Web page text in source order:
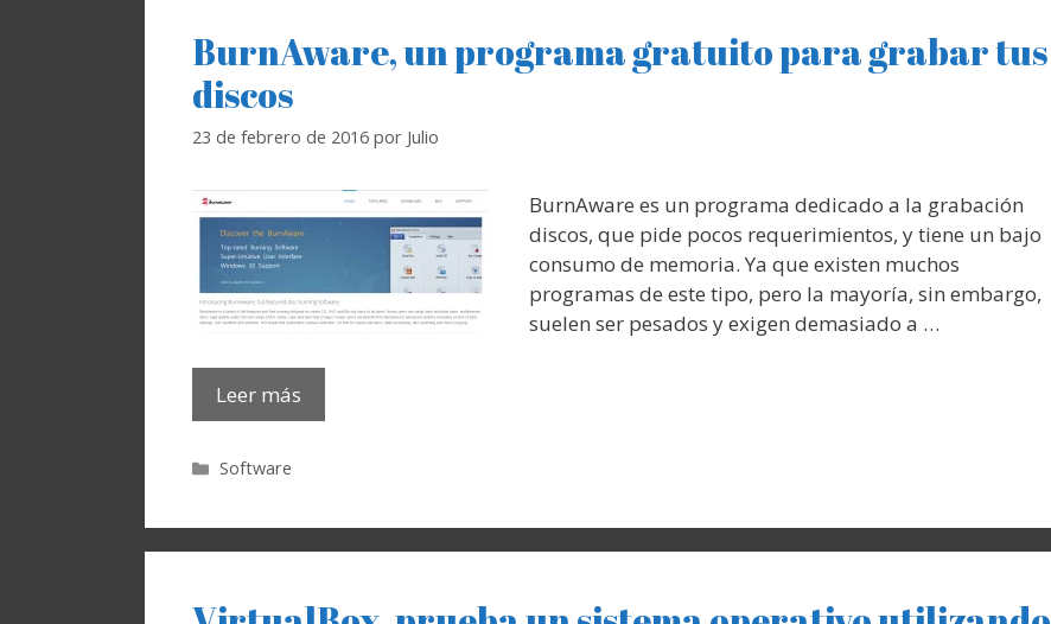
BurnAware, un programa gratuito para grabar tus
discos
23 de febrero de 2016 por Julio
BurnAware es un programa dedicado a la grabación
discos, que pide pocos requerimientos, y tiene un bajo
consumo de memoria. Ya que existen muchos
programas de este tipo, pero la mayoría, sin embargo,
suelen ser pesados y exigen demasiado a …
Leer más
Categorías
Software